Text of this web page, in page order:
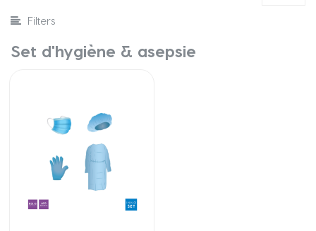
Filters
Set d'hygiène & asepsie